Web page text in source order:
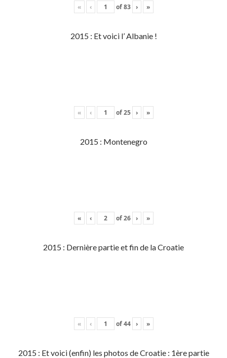
« ‹ of83 › »
2015 : Et voici l’ Albanie !
« ‹ of25 › »
2015 : Montenegro
« ‹ of26 › »
2015 : Dernière partie et fin de la Croatie
« ‹ of44 › »
2015 : Et voici (enfin) les photos de Croatie : 1ère partie